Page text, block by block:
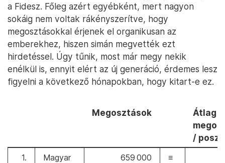
a Fidesz. Főleg azért egyébként, mert nagyon
sokáig nem voltak rákényszerítve, hogy
megosztásokkal érjenek el organikusan az
emberekhez, hiszen simán megvették ezt
hirdetéssel. Úgy tűnik, most már megy nekik
enélkül is, ennyit elért az új generáció, érdemes lesz
figyelni a következő hónapokban, hogy kitart-e ez.
megosztások
átlag
/ poszt
1.
Magyar
659 000 ≡